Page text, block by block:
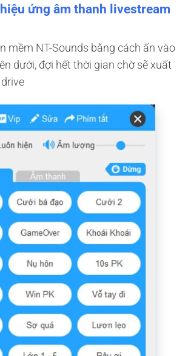
ứng âm thanh livestream
mềm NT-Sounds bằng cách ấn vào
dưới, đợi hết thời gian chờ sẽ xuất